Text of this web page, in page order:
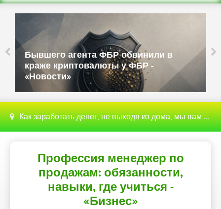
Бывшего агента ФБР обвинили в
краже криптовалюты у ФБР -
«Новости»
Как заработать денег, не выходя из дома, мы вам поможем с этим разобраться
Профессия менеджер по
продажам: обязанности,
навыки, где учиться -
«Бизнес»